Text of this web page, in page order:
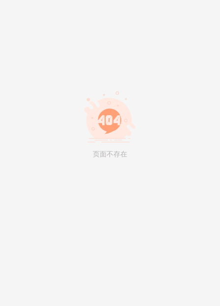
页面不存在